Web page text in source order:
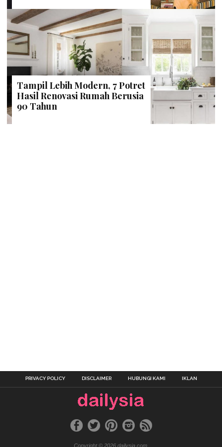
Tampil Lebih Modern, 7 Potret
Hasil Renovasi Rumah Berusia
90 Tahun
PRIVACY POLICY DISCLAIMER HUBUNGI KAMI IKLAN
Copyright © 2026 dailysia.com.